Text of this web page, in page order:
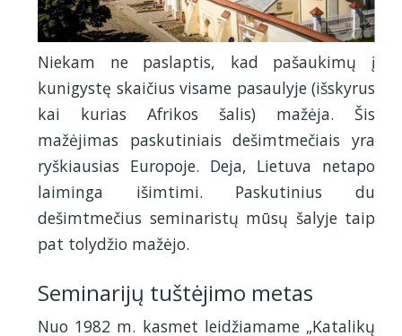
Niekam ne paslaptis, kad pašaukimų į
kunigystę skaičius visame pasaulyje (išskyrus
kai kurias Afrikos šalis) mažėja. Šis
mažėjimas paskutiniais dešimtmečiais yra
ryškiausias Europoje. Deja, Lietuva netapo
laiminga išimtimi. Paskutinius du
dešimtmečius seminaristų mūsų šalyje taip
pat tolydžio mažėjo.
Seminarijų tuštėjimo metas
Nuo 1982 m. kasmet leidžiamame „Katalikų